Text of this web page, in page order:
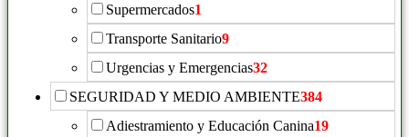
Supermercados1
Transporte Sanitario9
Urgencias y Emergencias32
SEGURIDAD Y MEDIO AMBIENTE384
Adiestramiento y Educación Canina19